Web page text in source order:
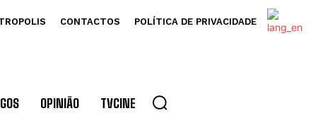
CONTACTOS POLÍTICA DE PRIVACIDADE
OPINIÃO TVCINE